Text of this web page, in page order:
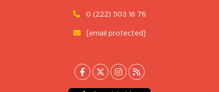
0 (222) 503 16 76
[email protected]